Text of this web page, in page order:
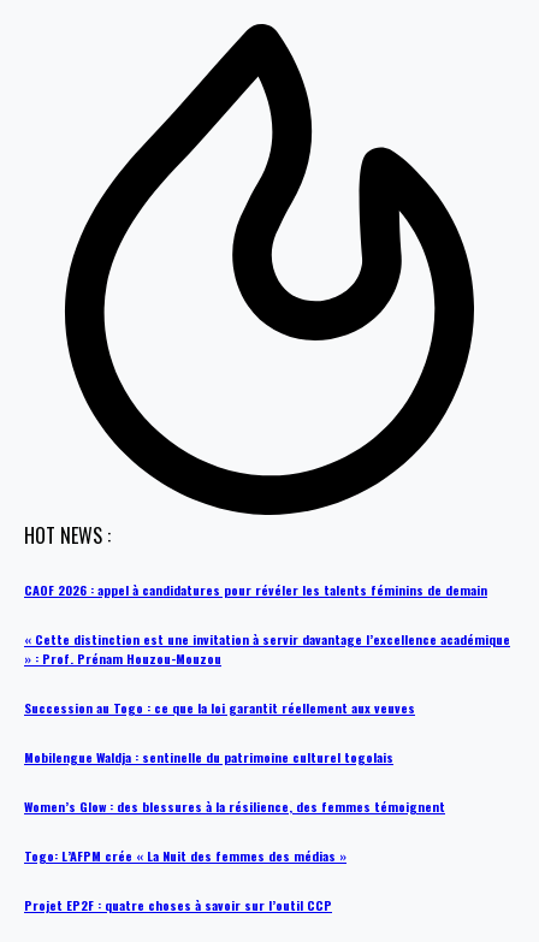
HOT NEWS :
CAOF 2026 : appel à candidatures pour révéler les talents féminins de demain
« Cette distinction est une invitation à servir davantage l’excellence académique
» : Prof. Prénam Houzou-Mouzou
Succession au Togo : ce que la loi garantit réellement aux veuves
Mobilengue Waldja : sentinelle du patrimoine culturel togolais
Women’s Glow : des blessures à la résilience, des femmes témoignent
Togo: L’AFPM crée « La Nuit des femmes des médias »
Projet EP2F : quatre choses à savoir sur l’outil CCP